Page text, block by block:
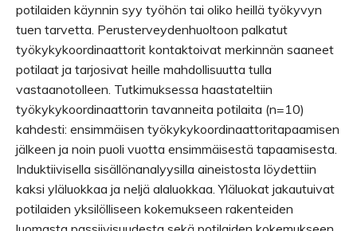
potilaiden käynnin syy työhön tai oliko heillä työkyvyn
tuen tarvetta. Perusterveydenhuoltoon palkatut
työkykykoordinaattorit kontaktoivat merkinnän saaneet
potilaat ja tarjosivat heille mahdollisuutta tulla
vastaanotolleen. Tutkimuksessa haastateltiin
työkykykoordinaattorin tavanneita potilaita (n=10)
kahdesti: ensimmäisen työkykykoordinaattoritapaamisen
jälkeen ja noin puoli vuotta ensimmäisestä tapaamisesta.
Induktiivisella sisällönanalyysilla aineistosta löydettiin
kaksi yläluokkaa ja neljä alaluokkaa. Yläluokat jakautuivat
potilaiden yksilölliseen kokemukseen rakenteiden